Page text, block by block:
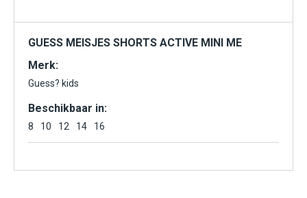
GUESS MEISJES SHORTS ACTIVE MINI ME
Merk:
Guess? kids
Beschikbaar in:
8 10 12 14 16